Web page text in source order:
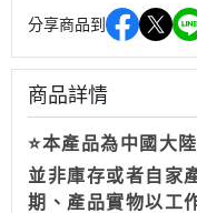
分享商品到
商品詳情
⭐本產品為中國大
並非庫存或者自家
期、產品實物以工